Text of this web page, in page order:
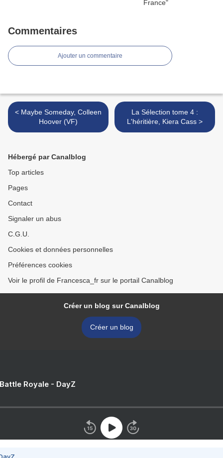
Commentaires
Ajouter un commentaire
< Maybe Someday, Colleen
Hoover (VF)
La Sélection tome 4 :
L'héritière, Kiera Cass >
Hébergé par Canalblog
Top articles
Pages
Contact
Signaler un abus
C.G.U.
Cookies et données personnelles
Préférences cookies
Voir le profil de Francesca_fr sur le portail Canalblog
Créer un blog sur Canalblog
Créer un blog
Royale - DayZ